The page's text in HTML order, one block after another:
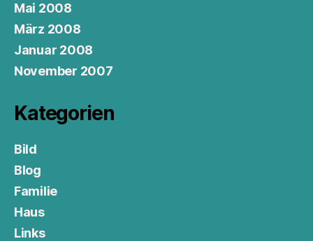
Mai 2008
März 2008
Januar 2008
November 2007
Kategorien
Bild
Blog
Familie
Haus
Links